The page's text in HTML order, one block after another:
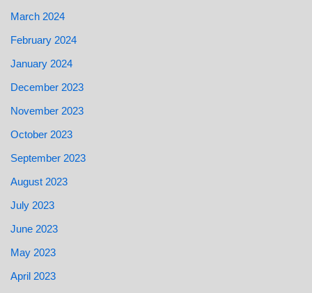
March 2024
February 2024
January 2024
December 2023
November 2023
October 2023
September 2023
August 2023
July 2023
June 2023
May 2023
April 2023